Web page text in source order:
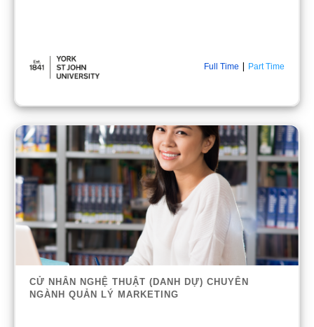
Full Time | Part Time
CỬ NHÂN NGHỆ THUẬT (DANH DỰ) CHUYÊN
NGÀNH QUẢN LÝ MARKETING